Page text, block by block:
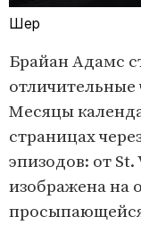
Шер
Брайан Адамс
отличительные
Месяцы
страницах
эпизодов: от
изображена на